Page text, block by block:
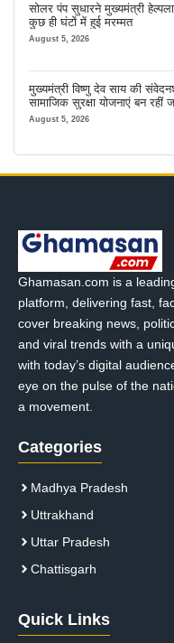
सोलर पंप सुधारने मुख्यमंत्री
कुछ ही घंटों में हुई मरम्मत
August 5, 2026
मुख्यमंत्री विष्णु देव साय की
सामाजिक सुरक्षा योजनाएं बन रहीं
मजबूत सहारा
August 5, 2026
Ghamasan.com is a
platform, delivering fast,
cover breaking news,
and viral trends with a
with today’s digital
eye on the pulse of the
a movement.
Categories
Madhya Pradesh
Uttrakhand
Uttar Pradesh
Chattisgarh
Quick Links